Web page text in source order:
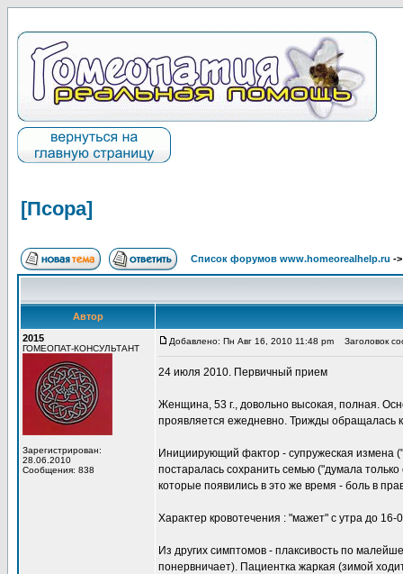
[Псора]
Список форумов www.homeorealhelp.ru -
Автор
2015
ГОМЕОПАТ-КОНСУЛЬТАНТ
Зарегистрирован:
28.06.2010
Сообщения: 838
Добавлено: Пн Авг 16, 2010 11:48 pm Заголовок
24 июля 2010. Первичный прием
Женщина, 53 г., довольно высокая, полная.
проявляется ежедневно. Трижды обращалась
Инициирующий фактор - супружеская измена
постаралась сохранить семью ("думала
которые появились в это же время - боль в
Характер кровотечения : "мажет" с утра до 16-
Из других симптомов - плаксивость по
понервничает). Пациентка жаркая (зимой